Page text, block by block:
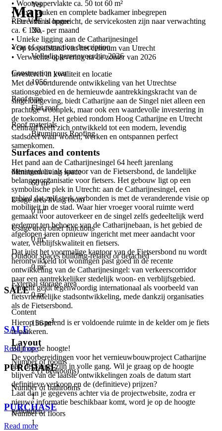
• Woonoppervlakte ca. 50 tot 60 m²
• Luxe keuken en complete badkamer inbegrepen
• De VvE is opgericht, de servicekosten zijn naar verwachting
ca. € 120,- per maand
• Unieke ligging aan de Catharijnesingel
• Op loopafstand van het centrum van Utrecht
• Verwachte oplevering na de zomer van 2026
Investeren in kwaliteit en locatie
Met de voortdurende ontwikkeling van het Utrechtse
stationsgebied en de hernieuwde aantrekkingskracht van de
singelomgeving, biedt Catharijne aan de Singel niet alleen een
prachtige woonplek, maar ook een waardevolle investering in
de toekomst. Het gebied rondom Hoog Catharijne en Utrecht
Centraal heeft zich ontwikkeld tot een modern, levendig
stadsdeel waar wonen, werken en ontspannen perfect
samenkomen.
Het pand aan de Catharijnesingel 64 heeft jarenlang
dienstgedaan als kantoor van de Fietsersbond, de landelijke
belangenorganisatie voor fietsers. Het gebouw ligt op een
symbolische plek in Utrecht: aan de Catharijnesingel, een
gebied dat zelf sterk verbonden is met de veranderende visie op
mobiliteit in de stad. Waar hier vroeger vooral ruimte werd
gemaakt voor autoverkeer en de singel zelfs gedeeltelijk werd
gedempt ten behoeve van de Catharijnebaan, is het gebied de
afgelopen jaren opnieuw ingericht met meer aandacht voor
water, verblijfskwaliteit en fietsers.
Dat juist het voormalige kantoor van de Fietsersbond nu wordt
herontwikkeld tot woningen past goed in de recente
ontwikkeling van de Catharijnesingel: van verkeerscorridor
naar een aantrekkelijker stedelijk woon- en verblijfsgebied.
Utrecht geldt tegenwoordig internationaal als voorbeeld van
fietsvriendelijke stadsontwikkeling, mede dankzij organisaties
als de Fietsersbond.
Hierop inspelend is er voldoende ruimte in de kelder om je fiets
te parkeren.
Blijf op de hoogte!
De voorbereidingen voor het vernieuwbouwproject Catharijne
aan de Singel zijn in volle gang. Wil je graag op de hoogte
blijven van de laatste ontwikkelingen zoals de datum start
definitieve verkoop en de (definitieve) prijzen?
Laat dan je gegevens achter via de projectwebsite, zodra er
nieuwe informatie beschikbaar komt, word je op de hoogte
gehouden.
Yes
Recreational home
No
Year of construction description
Volledig gerenoveerd in 2026
Construction year
1956
Roof type
Flat roof
Roof materials
Bituminous Roofing
Surfaces and contents
Minimum living space
60 m2
Usage area living room
0 m2
Usage area other functions
0 m2
Outdoor spaces building-related or detached
0 m2
External storage area
0 m2
Content
156 m3
Layout
Number of rooms
2 (1 bedrooms)
Number of bathrooms
1
Number of floors
1
Map
SALE
SALE
Read more
PURCHASE
PURCHASE
Read more